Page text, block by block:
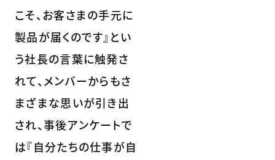
こそ、お客さまの手元に
製品が届くのです』とい
う社長の言葉に触発さ
れて、メンバーからもさ
まざまな思いが引き出
され、事後アンケートで
は『自分たちの仕事が自